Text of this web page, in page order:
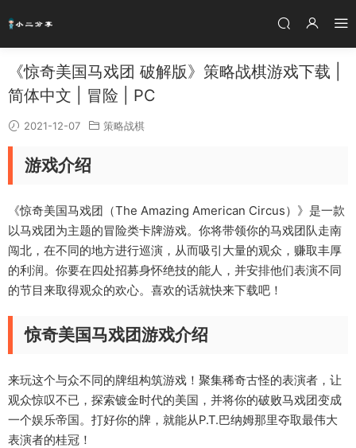
《惊奇美国马戏团 破解版》策略战棋游戏下载 |
简体中文 | 冒险 | PC
2021-12-07 策略战棋
游戏介绍
《惊奇美国马戏团（The Amazing American Circus）》是一款
以马戏团为主题的冒险类卡牌游戏。你将带领你的马戏团队走南
闯北，在不同的地方进行巡演，从而吸引大量的观众，赚取丰厚
的利润。你要在四处招募身怀绝技的能人，并安排他们表演不同
的节目来取得观众的欢心。喜欢的话就快来下载吧！
惊奇美国马戏团游戏介绍
来玩这个与众不同的牌组构筑游戏！聚集稀奇古怪的表演者，让
观众惊叹不已，探索镀金时代的美国，并将你的破败马戏团变成
一个娱乐帝国。打好你的牌，就能从P.T.巴纳姆那里夺取最伟大
表演者的桂冠！